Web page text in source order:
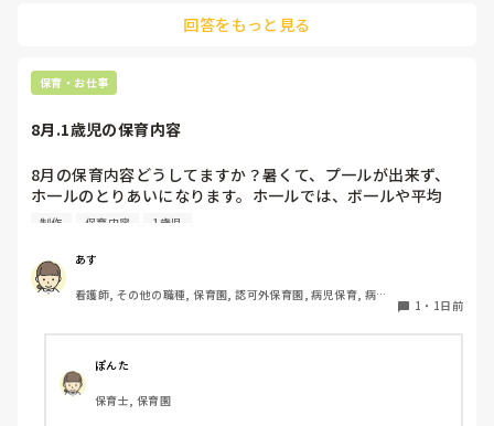
た、ストッパー付きキャスターをつけたロー棚を仕切りにすれ
り、脚元に水入りペットボトルなどの重りを付けて補強してみ
てくださいね。安全で使いやすい方法が見つかるよう応援して
回答をもっと見る
保育・お仕事
8月.1歳児の保育内容
8月の保育内容どうしてますか？暑くて、プ一ルが出来ず、
ホ一ルのとりあいになります。ホ一ルでは、ボ一ルや平均
台、風船で遊んでいます。製作で、うちわや望遠鏡や風鈴🎐
クラスです、玩具で遊ばせながら、何人かずつよんで、やっ
ています。何か、いいアイデアや、工夫など、何でもいいの
で、教えて下さい。
制作 保育内容 1歳児
あす
看護師, その他の職種, 保育園, 認可外保育園, 病児保育, 病院
1 ・ 1日前
ぽんた
保育士, 保育園